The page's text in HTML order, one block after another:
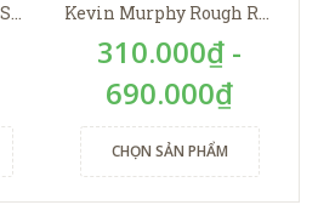
Morris Motley Matte Styling Balm Kevin Murphy Rough Rider
310.000₫ -
690.000₫
CHỌN SẢN PHẨM